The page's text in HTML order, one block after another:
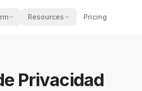
Resources Pricing
Privacidad